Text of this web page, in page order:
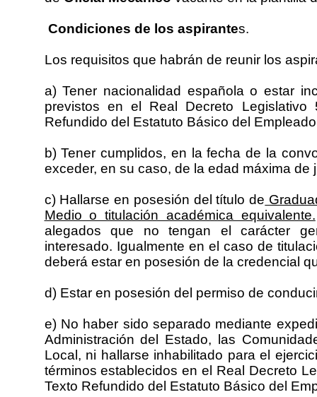
Condiciones de los aspirantes.
Los requisitos que habrán de reunir los
a) Tener nacionalidad española o estar
previstos en el Real Decreto
Refundido del Estatuto Básico del
b) Tener cumplidos, en la fecha de la
exceder, en su caso, de la edad máxima de
c) Hallarse en posesión del título de
Medio o titulación académica equivalente.
alegados que no tengan el carácter
interesado. Igualmente en el caso de
deberá estar en posesión de la credencial
d) Estar en posesión del permiso de
e) No haber sido separado mediante
Administración del Estado, las
Local, ni hallarse inhabilitado para el
términos establecidos en el Real Decreto
Texto Refundido del Estatuto Básico del